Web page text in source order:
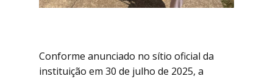
Conforme anunciado no sítio oficial da
instituição em 30 de julho de 2025, a